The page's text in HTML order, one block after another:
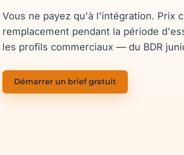
Vous ne payez qu'à l'intégration. Prix
remplacement pendant la période
les profils commerciaux — du BDR
Démarrer un brief gratuit